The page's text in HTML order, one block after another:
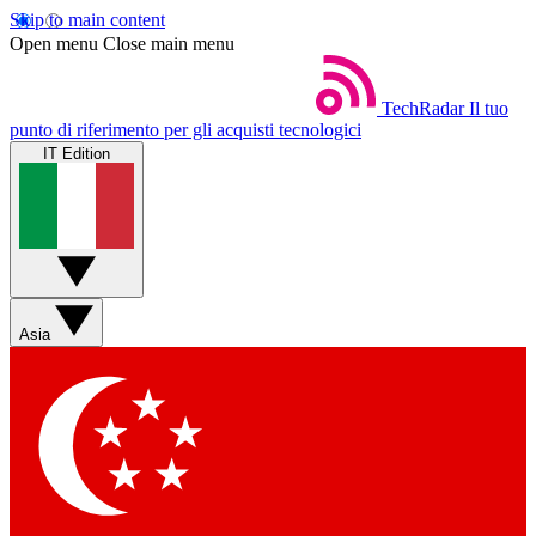
Skip to main content
Open menu Close main menu
TechRadar Il tuo
punto di riferimento per gli acquisti tecnologici
IT Edition
Asia